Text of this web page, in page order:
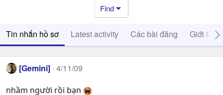
Find
Tin nhắn hồ sơ Latest activity Các bài đăng Giới thiệu
[Gemini] 4/11/09
nhầm người rồi bạn